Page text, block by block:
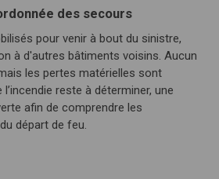
des secours
pour venir à bout du sinistre,
à d'autres bâtiments voisins. Aucun
les pertes matérielles sont
reste à déterminer, une
afin de comprendre les
départ de feu.